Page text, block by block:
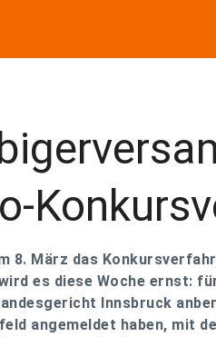
8. März das
es diese Woche ernst:
Innsbruck
angemeldet haben, mit